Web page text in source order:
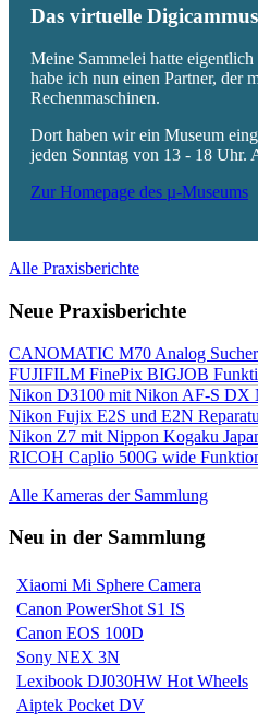
Das virtuelle
Meine Sammelei hatte
habe ich nun einen Partner, der
Rechenmaschinen.
Dort haben wir ein Museum
jeden Sonntag von 13 - 18 Uhr.
Zur Homepage des µ-Museums
Alle Praxisberichte
Neue Praxisberichte
CANOMATIC M70 Analog
FUJIFILM FinePix BIGJOB
Nikon D3100 mit Nikon AF-S
Nikon Fujix E2S und E2N
Nikon Z7 mit Nippon Kogaku
RICOH Caplio 500G wide
Alle Kameras der Sammlung
Neu in der Sammlung
Xiaomi Mi Sphere Camera
Canon PowerShot S1 IS
Canon EOS 100D
Sony NEX 3N
Lexibook DJ030HW Hot Wheels
Aiptek Pocket DV